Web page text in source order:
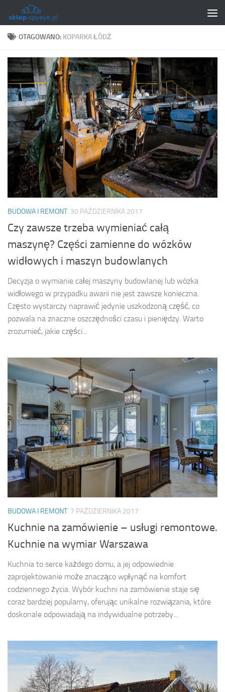
Skip to content
OTAGOWANO: KOPARKA ŁÓDŹ
BUDOWA I REMONT 30 PAŹDZIERNIKA 2017
Czy zawsze trzeba wymieniać całą
maszynę? Części zamienne do wózków
widłowych i maszyn budowlanych
Decyzja o wymianie całej maszyny budowlanej lub wózka
widłowego w przypadku awarii nie jest zawsze konieczna.
Często wystarczy naprawić jedynie uszkodzoną część, co
pozwala na znaczne oszczędności czasu i pieniędzy. Warto
zrozumieć, jakie części...
BUDOWA I REMONT 7 PAŹDZIERNIKA 2017
Kuchnie na zamówienie – usługi remontowe.
Kuchnie na wymiar Warszawa
Kuchnia to serce każdego domu, a jej odpowiednie
zaprojektowanie może znacząco wpłynąć na komfort
codziennego życia. Wybór kuchni na zamówienie staje się
coraz bardziej popularny, oferując unikalne rozwiązania, które
doskonale odpowiadają na indywidualne potrzeby...